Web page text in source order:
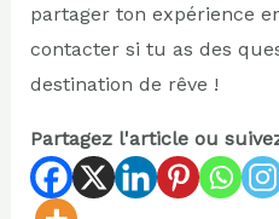
partager ton expérience
contacter si tu as des
destination de rêve !
Partagez l'article ou